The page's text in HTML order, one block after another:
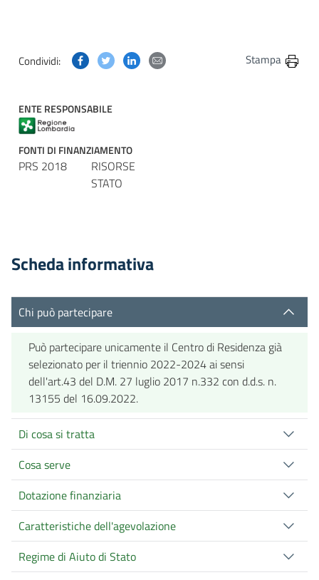
Condividi: Condividi questa pagina su Facebook
Condividi questa pagina su Twitter
Condividi questa pagina su Linkedin
Condividi questa pagina via
Stampa
ENTE RESPONSABILE
FONTI DI FINANZIAMENTO
PRS 2018
RISORSE
STATO
Scheda informativa
Chi può partecipare
Può partecipare unicamente il Centro di Residenza già
selezionato per il triennio 2022-2024 ai sensi
dell'art.43 del D.M. 27 luglio 2017 n.332 con d.d.s. n.
13155 del 16.09.2022.
Di cosa si tratta
Cosa serve
Dotazione finanziaria
Caratteristiche dell'agevolazione
Regime di Aiuto di Stato